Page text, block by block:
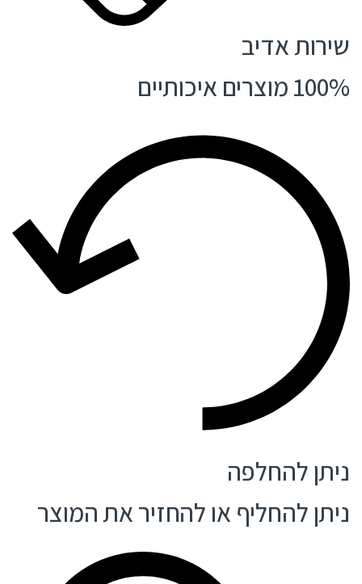
שירות אדיב
100% מוצרים איכותיים
ניתן להחלפה
ניתן להחליף או להחזיר את המוצר